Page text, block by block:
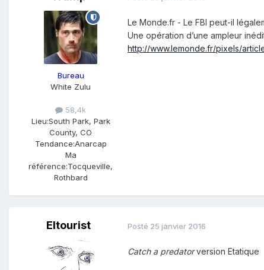
Bureau
White Zulu
58,4k
Lieu:South Park, Park
County, CO
Tendance:Anarcap
Ma
référence:Tocqueville,
Rothbard
Le Monde.fr - Le FBI peut-il
Une opération d’une ampleur
http://www.lemonde.fr/pixels/
Eltourist Posté 25 janvier 2016
Catch a predatorversion Etatique